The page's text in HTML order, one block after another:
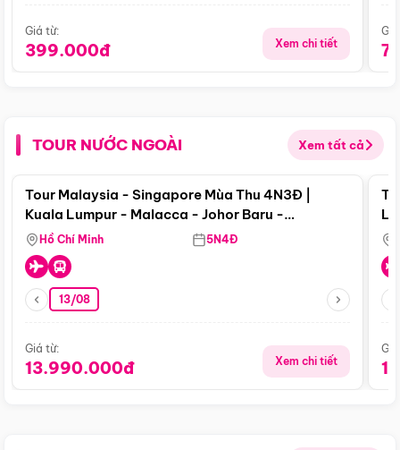
Giá từ:
399.000đ Xem chi tiết
TOUR NƯỚC NGOÀI Xem tất cả
Điểm nổi bật
Tour Malaysia - Singapore Mùa Thu 4N3Đ |
Kuala Lumpur - Malacca - Johor Baru -
Singapore
Hồ Chí Minh 5N4Đ
13/08
Giá từ:
13.990.000đ Xem chi tiết